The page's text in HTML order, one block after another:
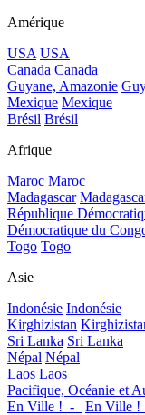
Amérique
USA USA
Canada Canada
Guyane, Amazonie
Mexique Mexique
Brésil Brésil
Afrique
Maroc Maroc
Madagascar
République
Démocratique du
Togo Togo
Asie
Indonésie Indonésie
Kirghizistan
Sri Lanka Sri Lanka
Népal Népal
Laos Laos
Pacifique, Océanie et
En Ville !_-_
En Ville